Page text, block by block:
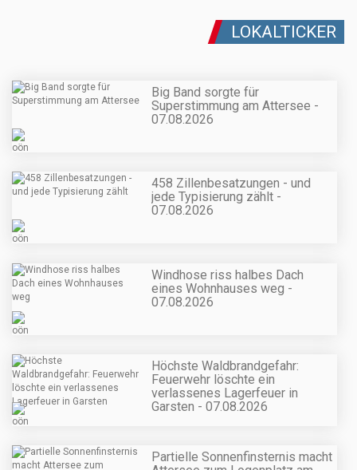
LOKALTICKER
Big Band sorgte für
Superstimmung am Attersee -
07.08.2026
458 Zillenbesatzungen - und
jede Typisierung zählt -
07.08.2026
Windhose riss halbes Dach
eines Wohnhauses weg -
07.08.2026
Höchste Waldbrandgefahr:
Feuerwehr löschte ein
verlassenes Lagerfeuer in
Garsten - 07.08.2026
Partielle Sonnenfinsternis macht